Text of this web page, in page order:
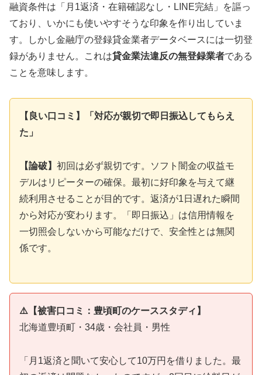
融資条件は「月1返済・在籍確認なし・LINE完結」を謳っ
ており、いかにも使いやすそうな印象を作り出していま
す。しかし金融庁の登録貸金業者データベースには一切登
録がありません。これは貸金業法違反の無登録業者である
ことを意味します。
【良い口コミ】「対応が親切で即日振込してもらえ
た」
【論破】 初回は必ず親切です。ソフト闇金の収益モ
デルはリピーターの確保。最初に好印象を与えて継
続利用させることが目的です。返済が1日遅れた瞬間
から対応が変わります。「即日振込」は信用情報を
一切照会しないから可能なだけで、安全性とは無関
係です。
⚠️【被害口コミ：豊頃町のケーススタディ】
北海道豊頃町・34歳・会社員・男性
「月1返済と聞いて安心して10万円を借りました。最